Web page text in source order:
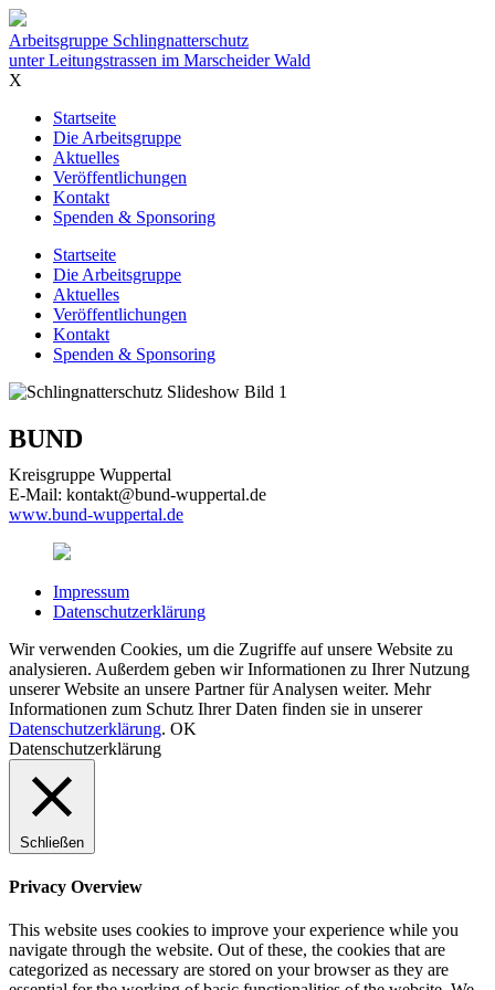
Inhalt
Arbeitsgruppe Schlingnatterschutz
unter Leitungstrassen im Marscheider Wald
X
Startseite
Die Arbeitsgruppe
Aktuelles
Veröffentlichungen
Kontakt
Spenden & Sponsoring
Startseite
Die Arbeitsgruppe
Aktuelles
Veröffentlichungen
Kontakt
Spenden & Sponsoring
BUND
Kreisgruppe Wuppertal
E-Mail: kontakt@bund-wuppertal.de
www.bund-wuppertal.de
Impressum
Datenschutzerklärung
Wir verwenden Cookies, um die Zugriffe auf unsere Website zu
analysieren. Außerdem geben wir Informationen zu Ihrer Nutzung
unserer Website an unsere Partner für Analysen weiter. Mehr
Informationen zum Schutz Ihrer Daten finden sie in unserer
Datenschutzerklärung. OK
Datenschutzerklärung
Schließen
Privacy Overview
This website uses cookies to improve your experience while you
navigate through the website. Out of these, the cookies that are
categorized as necessary are stored on your browser as they are